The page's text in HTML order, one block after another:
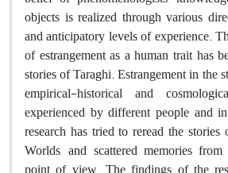
objects is realized through various
and anticipatory levels of experience.
of estrangement as a human trait has
stories of Taraghi. Estrangement in the
empirical-historical and
experienced by different people and
research has tried to reread the
Worlds, and scattered memories